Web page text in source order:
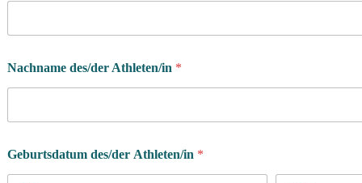
Nachname des/der Athleten/in *
n
l
Geburtsdatum des/der Athleten/in *